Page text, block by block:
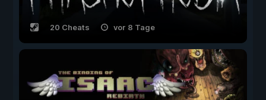
20 Cheats vor 8 Tage